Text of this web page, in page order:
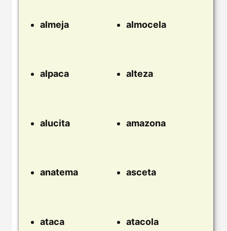
almeja almocela
alpaca alteza
alucita amazona
anatema asceta
ataca atacola